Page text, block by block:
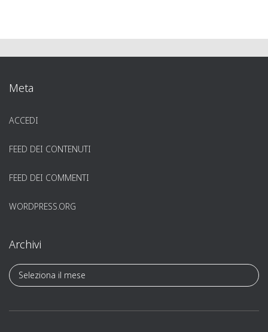
Meta
ACCEDI
FEED DEI CONTENUTI
FEED DEI COMMENTI
WORDPRESS.ORG
Archivi
A
r
h